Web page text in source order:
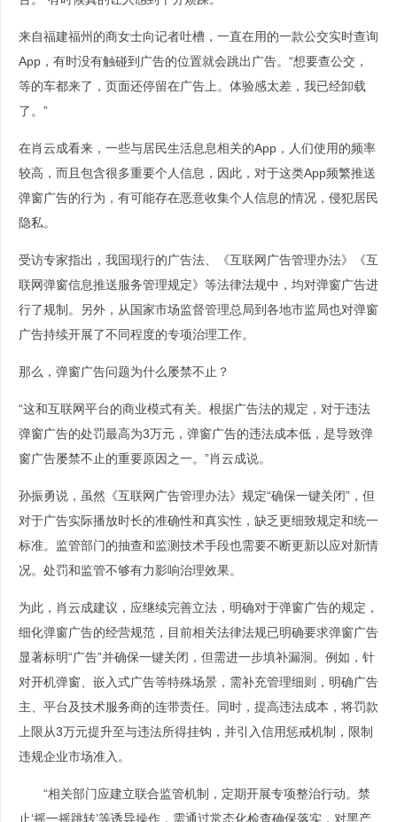
来自福建福州的商女士向记者吐槽，一直在用的一款公交实时查询
App，有时没有触碰到广告的位置就会跳出广告。“想要查公交，
等的车都来了，页面还停留在广告上。体验感太差，我已经卸载
了。”
在肖云成看来，一些与居民生活息息相关的App，人们使用的频率
较高，而且包含很多重要个人信息，因此，对于这类App频繁推送
弹窗广告的行为，有可能存在恶意收集个人信息的情况，侵犯居民
隐私。
受访专家指出，我国现行的广告法、《互联网广告管理办法》《互
联网弹窗信息推送服务管理规定》等法律法规中，均对弹窗广告进
行了规制。另外，从国家市场监督管理总局到各地市监局也对弹窗
广告持续开展了不同程度的专项治理工作。
那么，弹窗广告问题为什么屡禁不止？
“这和互联网平台的商业模式有关。根据广告法的规定，对于违法
弹窗广告的处罚最高为3万元，弹窗广告的违法成本低，是导致弹
窗广告屡禁不止的重要原因之一。”肖云成说。
孙振勇说，虽然《互联网广告管理办法》规定“确保一键关闭”，但
对于广告实际播放时长的准确性和真实性，缺乏更细致规定和统一
标准。监管部门的抽查和监测技术手段也需要不断更新以应对新情
况。处罚和监管不够有力影响治理效果。
为此，肖云成建议，应继续完善立法，明确对于弹窗广告的规定，
细化弹窗广告的经营规范，目前相关法律法规已明确要求弹窗广告
显著标明“广告”并确保一键关闭，但需进一步填补漏洞。例如，针
对开机弹窗、嵌入式广告等特殊场景，需补充管理细则，明确广告
主、平台及技术服务商的连带责任。同时，提高违法成本，将罚款
上限从3万元提升至与违法所得挂钩，并引入信用惩戒机制，限制
违规企业市场准入。
“相关部门应建立联合监管机制，定期开展专项整治行动。禁
止‘摇一摇跳转’等诱导操作，需通过常态化检查确保落实，对黑产